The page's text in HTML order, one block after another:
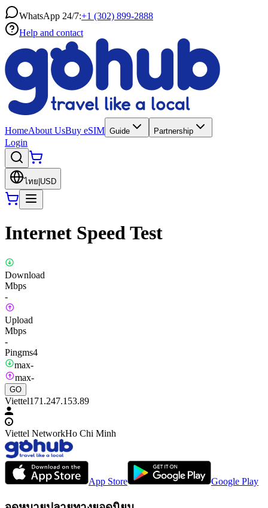
WhatsApp 24/7:+1 (302) 899-2888
Help and contact
HomeAbout UsBuy eSIM Guide Partnership
Login
ไทย USD
Internet Speed Test
Download
Mbps
-
Upload
Mbps
-
Pingms4
max-
max-
GO
Viettel171.247.153.89
Viettel NetworkHo Chi Minh
App Store Google Play